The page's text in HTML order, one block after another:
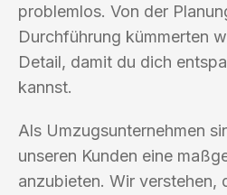
problemlos. Von der
Durchführung kümmerten
Detail, damit du dich
kannst.
Als Umzugsunternehmen
unseren Kunden eine
anzubieten. Wir verstehen,